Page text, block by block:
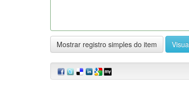
Mostrar registro simples do item